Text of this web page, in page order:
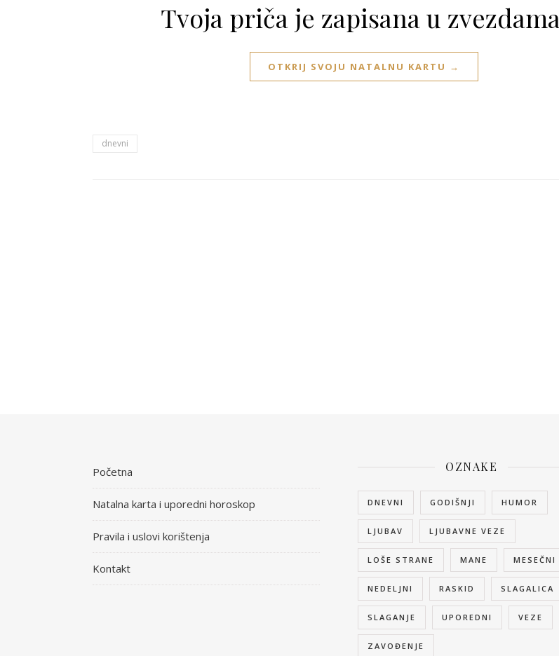
Tvoja priča je zapisana u
OTKRIJ SVOJU NATALNU KARTU →
dnevni
Početna
Natalna karta i uporedni horoskop
Pravila i uslovi korištenja
Kontakt
OZNAKE
DNEVNI GODIŠNJI HUMOR
LJUBAV LJUBAVNE VEZE
LOŠE STRANE MANE MESEČNI
NEDELJNI RASKID SLAGALICA
SLAGANJE UPOREDNI VEZE
ZAVOĐENJE